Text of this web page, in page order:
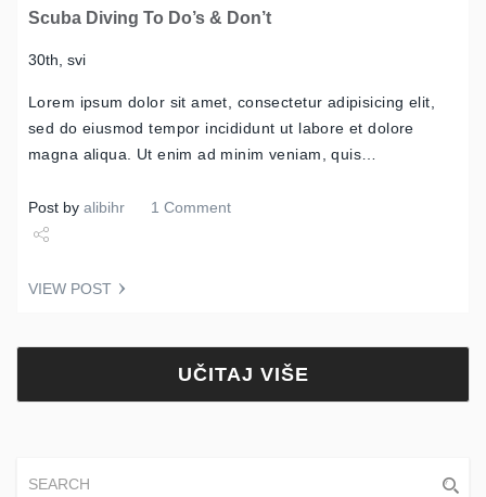
Scuba Diving To Do’s & Don’t
30th, svi
Lorem ipsum dolor sit amet, consectetur adipisicing elit,
sed do eiusmod tempor incididunt ut labore et dolore
magna aliqua. Ut enim ad minim veniam, quis…
Post by alibihr 1 Comment
VIEW POST
UČITAJ VIŠE